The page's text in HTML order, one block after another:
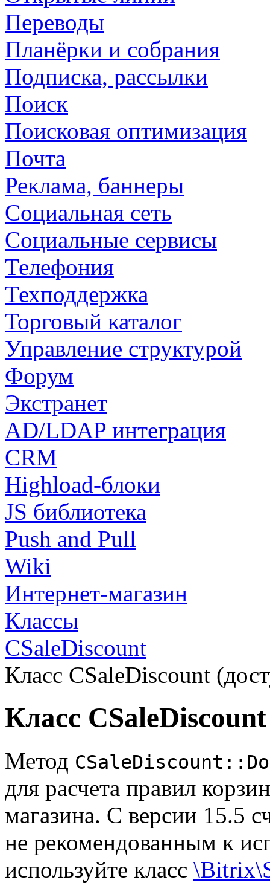
Переводы
Планёрки и собрания
Подписка, рассылки
Поиск
Поисковая оптимизация
Почта
Реклама, баннеры
Социальная сеть
Социальные сервисы
Телефония
Техподдержка
Торговый каталог
Управление структурой
Форум
Экстранет
AD/LDAP интеграция
CRM
Highload-блоки
JS библиотека
Push and Pull
Wiki
Интернет-магазин
Классы
CSaleDiscount
Класс CSaleDiscount
Класс CSaleDiscount
Метод
для расчета правил
магазина. С версии 15.5
не рекомендованным к
используйте класс